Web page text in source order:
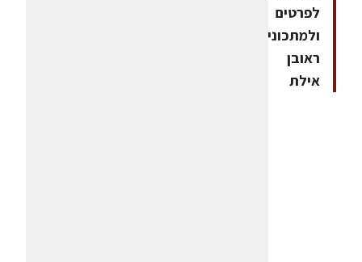
לפרטים
ולמתכוניםצילום
ראובן
אילת